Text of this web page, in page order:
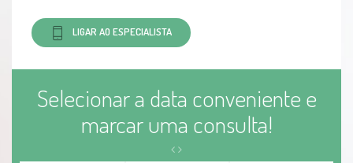
LIGAR AO ESPECIALISTA
Selecionar a data conveniente e
marcar uma consulta!